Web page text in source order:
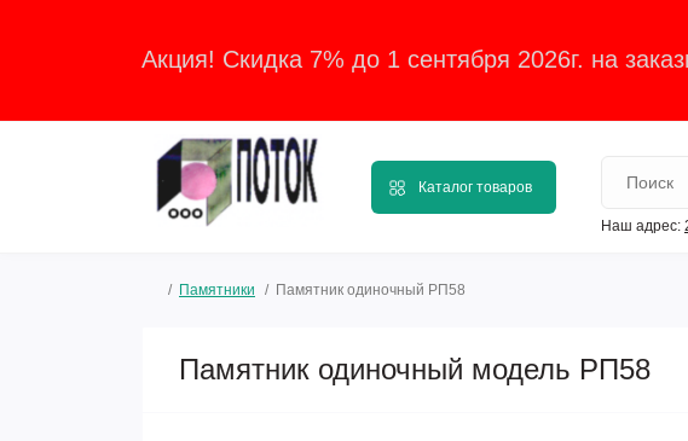
Акция! Скидка 7% до 1 сентября 2026г. на
Каталог товаров
Наш адрес:
Памятники Памятник одиночный РП58
Памятник одиночный модель РП58